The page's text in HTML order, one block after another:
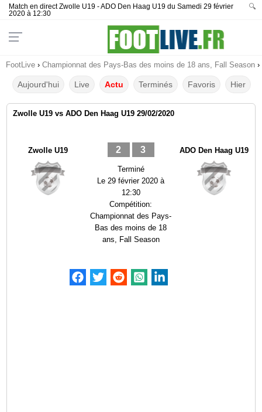
Match en direct Zwolle U19 - ADO Den Haag U19 du Samedi 29 février
2020 à 12:30
🔍
FootLive › Championnat des Pays-Bas des moins de 18 ans, Fall Season ›
Aujourd'hui Live Actu Terminés Favoris Hier
Zwolle U19 vs ADO Den Haag U19 29/02/2020
Zwolle U19 2 3
Terminé
Le29 février 2020 à
12:30
Compétition:
Championnat des Pays-
Bas des moins de 18
ans, Fall Season
ADO Den Haag U19